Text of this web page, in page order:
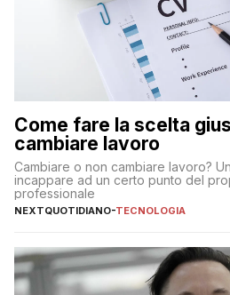
Come fare la scelta
cambiare lavoro
Cambiare o non cambiare lavoro?
incappare ad un certo punto del
professionale
NEXTQUOTIDIANO-TECNOLOGIA